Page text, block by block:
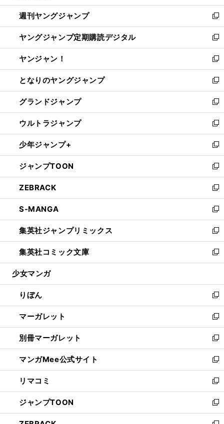
開
く
ウ
で
開
く
ン
ド
ウ
で
開
く
ウ
ィ
ン
ド
ウ
で
開
く
週刊ヤングジャンプ
新
し
い
ウ
ィ
ン
ド
ウ
で
開
く
ヤングジャンプ定期購読デジタル
新
し
い
ウ
ィ
ン
ド
ウ
で
開
く
ヤンジャン！
新
し
い
ウ
ィ
ン
ド
ウ
で
開
く
となりのヤングジャンプ
新
し
い
ウ
ィ
ン
ド
ウ
で
開
く
グランドジャンプ
新
し
い
ウ
ィ
ン
ド
ウ
で
開
く
ウルトラジャンプ
新
し
い
ウ
ィ
ン
ド
ウ
で
開
く
少年ジャンプ+
新
し
い
ウ
ィ
ン
ド
ウ
で
開
く
ジャンプTOON
新
し
い
ウ
ィ
ン
ド
ウ
で
開
ZEBRACK
新
し
い
ウ
ィ
ン
ド
ウ
開
く
S-MANGA
新
し
い
ウ
ィ
ン
ウ
で
開
く
集英社ジャンプリミックス
新
し
い
ウ
ン
ド
ウ
で
開
く
集英社コミック文庫
新
し
ウ
ィ
ン
ド
ウ
で
開
く
少女マンガ
りぼん
新
し
い
ウ
ィ
ン
ド
ウ
で
開
く
マーガレット
新
し
い
ウ
ィ
ン
ド
ウ
で
開
別冊マーガレット
新
し
い
ウ
ィ
ン
ド
ウ
マンガMee公式サイト
新
し
い
ウ
ィ
ン
リマコミ
新
し
い
ウ
ジャンプTOON
新
し